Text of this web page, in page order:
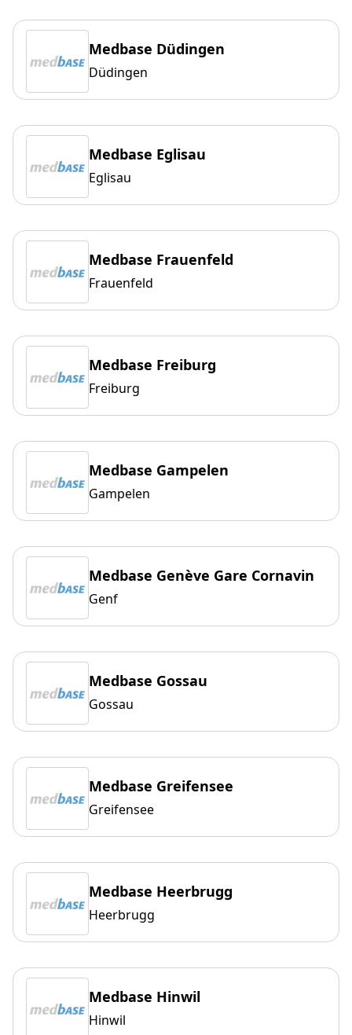
Medbase Düdingen
Düdingen
Medbase Eglisau
Eglisau
Medbase Frauenfeld
Frauenfeld
Medbase Freiburg
Freiburg
Medbase Gampelen
Gampelen
Medbase Genève Gare Cornavin
Genf
Medbase Gossau
Gossau
Medbase Greifensee
Greifensee
Medbase Heerbrugg
Heerbrugg
Medbase Hinwil
Hinwil